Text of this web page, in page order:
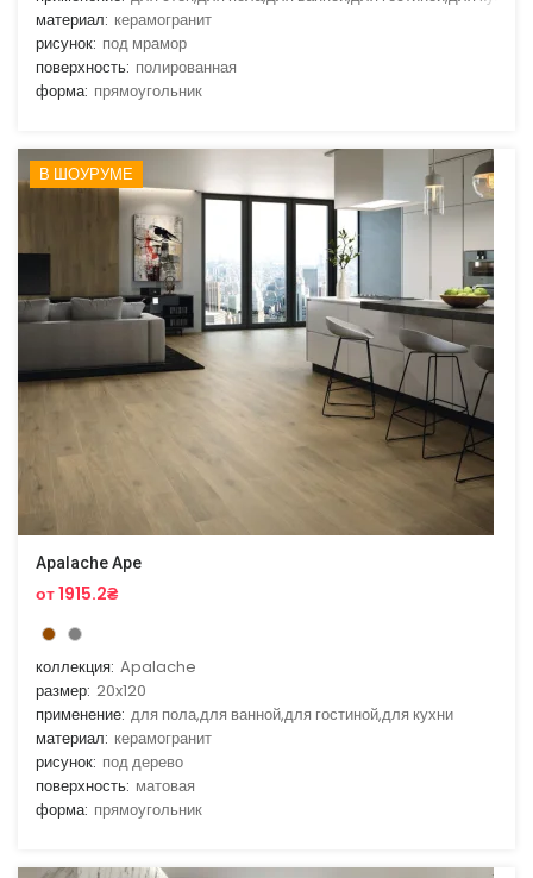
материал: керамогранит
рисунок: под мрамор
поверхность: полированная
форма: прямоугольник
В ШОУРУМЕ
Apalache Ape
от 1915.2₴
коллекция: Apalache
размер: 20x120
применение: для пола,для ванной,для гостиной,для кухни
материал: керамогранит
рисунок: под дерево
поверхность: матовая
форма: прямоугольник